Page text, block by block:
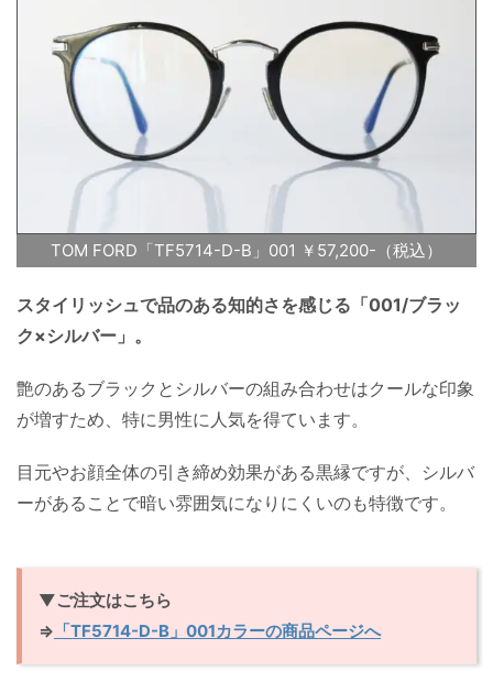
TOM FORD「TF5714-D-B」001 ￥57,200-（税込）
スタイリッシュで品のある知的さを感じる「001/ブラッ
ク×シルバー」。
艶のあるブラックとシルバーの組み合わせはクールな印象
が増すため、特に男性に人気を得ています。
目元やお顔全体の引き締め効果がある黒縁ですが、シルバ
ーがあることで暗い雰囲気になりにくいのも特徴です。
▼ご注文はこちら
⇒ 「TF5714-D-B」001カラーの商品ページへ